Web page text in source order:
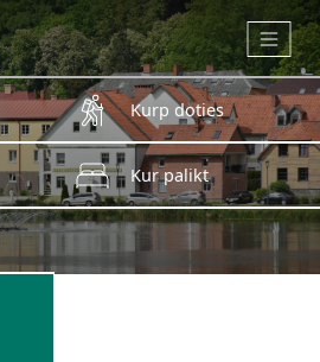
Kurp doties
Kur palikt